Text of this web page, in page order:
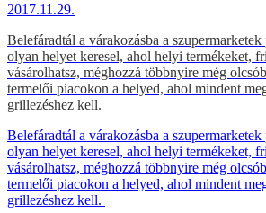
2017.11.29.
Belefáradtál a várakozásba a
olyan helyet keresel, ahol helyi termékeket,
vásárolhatsz, méghozzá többnyire még
termelői piacokon a helyed, ahol mindent
grillezéshez kell.
Belefáradtál a várakozásba a
olyan helyet keresel, ahol helyi termékeket,
vásárolhatsz, méghozzá többnyire még
termelői piacokon a helyed, ahol mindent
grillezéshez kell.